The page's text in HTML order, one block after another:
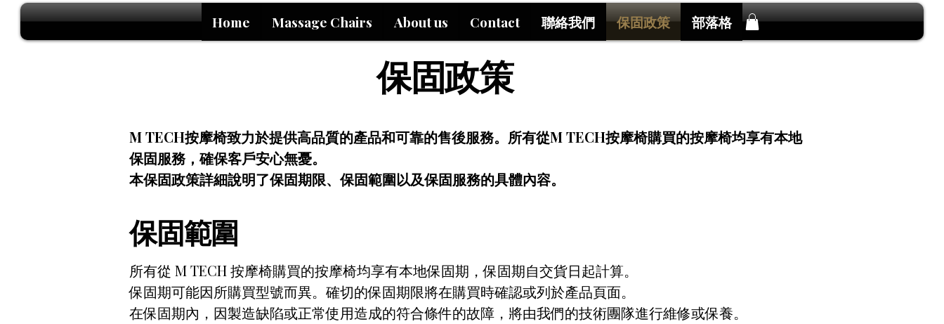
Home Massage Chairs About us Contact 聯絡我們 保固政策 部落格
保固政策
M TECH按摩椅致力於提供高品質的產品和可靠的售後服務。所有從M TECH按摩椅購買的按摩椅均享有本地
保固服務，確保客戶安心無憂。
本保固政策詳細說明了保固期限、保固範圍以及保固服務的具體內容。
保固範圍
所有從 M TECH 按摩椅購買的按摩椅均享有本地保固期，保固期自交貨日起計算。
保固期可能因所購買型號而異。確切的保固期限將在購買時確認或列於產品頁​​面。
在保固期內，因製造缺陷或正常使用造成的符合條件的故障，將由我們的技術團隊進行維修或保養。